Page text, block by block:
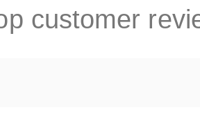
customer